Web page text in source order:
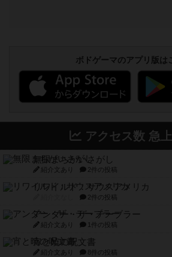
ボドゲーマのアプリ版は
アクセス数 急
無限まちがいさがし
紹介文あり 2件の投稿
リワイルド：サウスアメリカ
2件の投稿
アンダー・ザ・テーブラー
紹介文あり 1件の投稿
宵と暁の呪文書
紹介文あり 8件の投稿